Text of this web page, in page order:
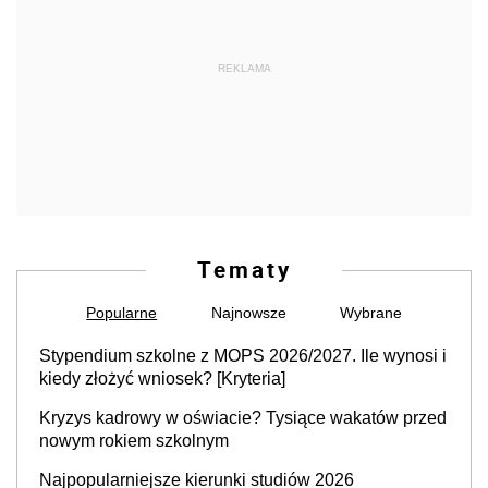
REKLAMA
Tematy
Popularne Najnowsze Wybrane
Stypendium szkolne z MOPS 2026/2027. Ile wynosi i
kiedy złożyć wniosek? [Kryteria]
Kryzys kadrowy w oświacie? Tysiące wakatów przed
nowym rokiem szkolnym
Najpopularniejsze kierunki studiów 2026